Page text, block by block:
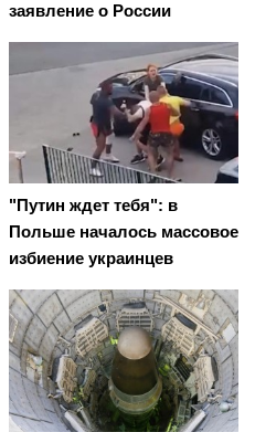
заявление о России
"Путин ждет тебя": в
Польше началось массовое
избиение украинцев